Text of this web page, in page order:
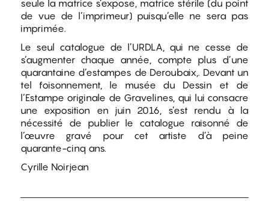
seule la matrice s’expose, matrice stérile (du point
de vue de l’imprimeur) puisqu’elle ne sera pas
imprimée.
Le seul catalogue de l’URDLA, qui ne cesse de
s’augmenter chaque année, compte plus d’une
quarantaine d’estampes de Deroubaix,. Devant un
tel foisonnement, le musée du Dessin et de
l’Estampe originale de Gravelines, qui lui consacre
une exposition en juin 2016, s’est rendu à la
nécessité de publier le catalogue raisonné de
l’œuvre gravé pour cet artiste d’à peine
quarante-cinq ans.
Cyrille Noirjean